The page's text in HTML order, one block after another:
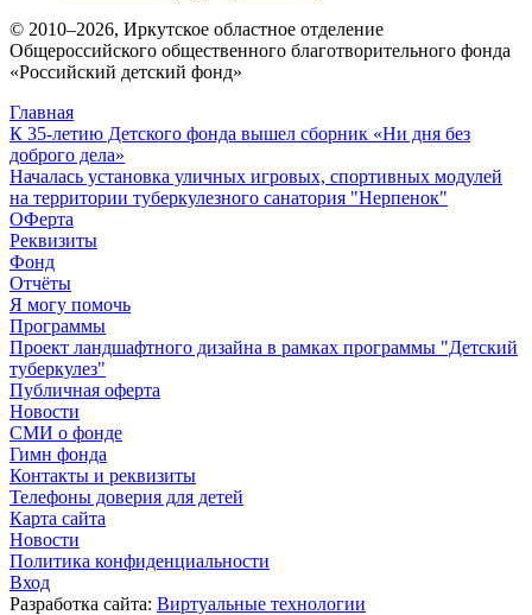
© 2010–2026, Иркутское областное отделение
Общероссийского общественного благотворительного фонда
«Российский детский фонд»
Главная
К 35-летию Детского фонда вышел сборник «Ни дня без
доброго дела»
Началась установка уличных игровых, спортивных модулей
на территории туберкулезного санатория "Нерпенок"
ОФерта
Реквизиты
Фонд
Отчёты
Я могу помочь
Программы
Проект ландшафтного дизайна в рамках программы "Детский
туберкулез"
Публичная оферта
Новости
СМИ о фонде
Гимн фонда
Контакты и реквизиты
Телефоны доверия для детей
Карта сайта
Новости
Политика конфиденциальности
Вход
Разработка сайта: Виртуальные технологии